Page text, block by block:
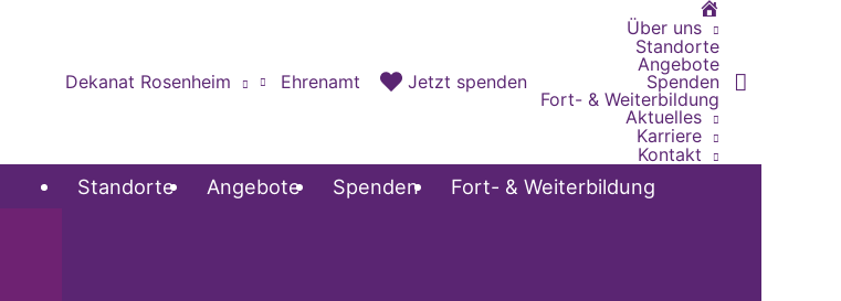
Dekanat Rosenheim Ehrenamt Jetzt spenden
Über uns
Standorte
Angebote
Spenden
Fort- & Weiterbildung
Aktuelles
Karriere
Kontakt
Standorte Angebote Spenden Fort- & Weiterbildung